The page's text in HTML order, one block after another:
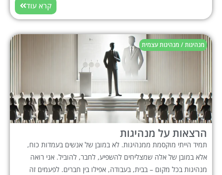
קרא עוד
מנהיגות / מנהיגות עצמית
הרצאות על מנהיגות
תמיד הייתי מוקסמת ממנהיגות. לא במובן של אנשים בעמדות כוח,
אלא במובן של אלה שמצליחים להשפיע, לחבר, להוביל. אני רואה
מנהיגות בכל מקום – בבית, בעבודה, אפילו בין חברים. לפעמים זה